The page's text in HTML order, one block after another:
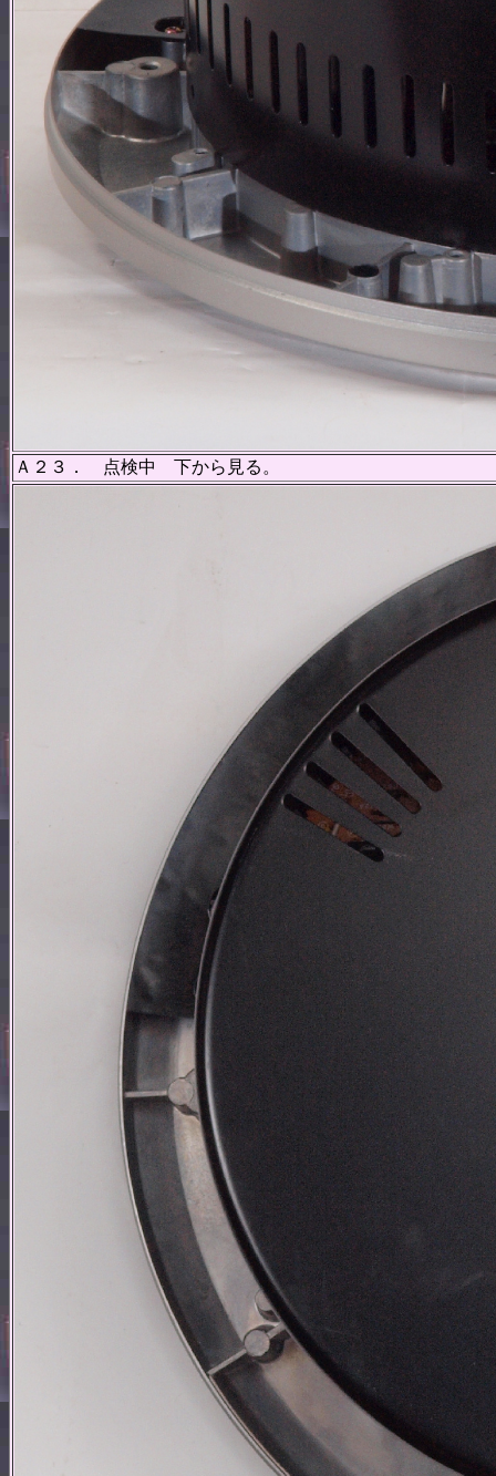
Ａ２３． 点検中 下から見る。